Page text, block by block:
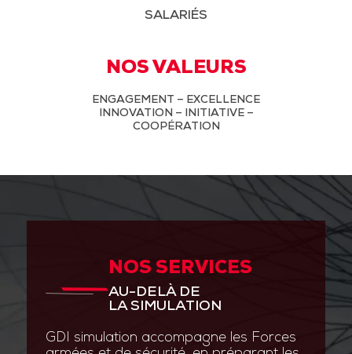
SALARIÉS
NOS VALEURS
ENGAGEMENT – EXCELLENCE
INNOVATION – INITIATIVE –
COOPÉRATION
NOS SERVICES
AU-DELÀ DE
LA SIMULATION
GDI simulation accompagne les Forces